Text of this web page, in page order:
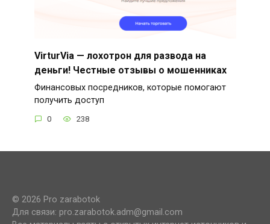
VirturVia — лохотрон для развода на
деньги! Честные отзывы о мошенниках
Финансовых посредников, которые помогают
получить доступ
0 238
© 2026 Pro zarabotok
Для связи: pro.zarabotok.adm@gmail.com